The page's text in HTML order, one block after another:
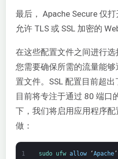
最后， Apache Secure 仅
允许 TLS 或 SSL 加密的
在这些配置文件之间进行
您需要确保所需的流量能
置文件。SSL 配置目前超
目前将专注于通过 80 端口
下，我们将启用应用程序配
做：
1 sudo ufw allow ‘Apache’